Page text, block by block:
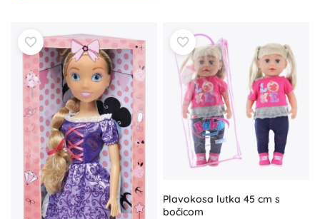
Plavokosa lutka 45 cm s
bočicom